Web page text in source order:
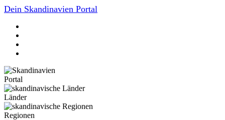
Dein Skandinavien Portal
Portal
Länder
Regionen